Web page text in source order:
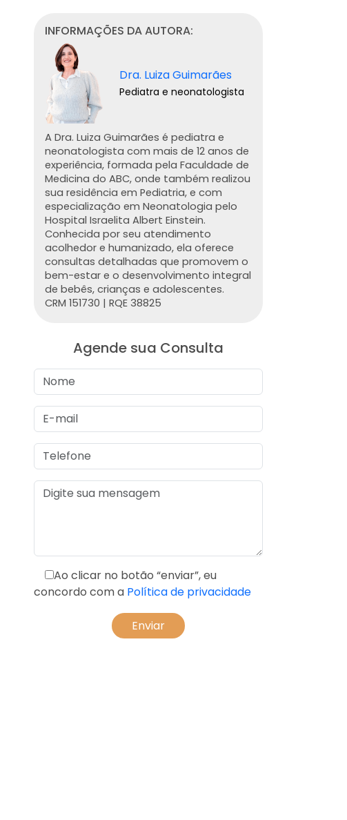
INFORMAÇÕES DA AUTORA:
Dra. Luiza Guimarães
Pediatra e neonatologista
A Dra. Luiza Guimarães é pediatra e
neonatologista com mais de 12 anos de
experiência, formada pela Faculdade de
Medicina do ABC, onde também realizou
sua residência em Pediatria, e com
especialização em Neonatologia pelo
Hospital Israelita Albert Einstein.
Conhecida por seu atendimento
acolhedor e humanizado, ela oferece
consultas detalhadas que promovem o
bem-estar e o desenvolvimento integral
de bebês, crianças e adolescentes.
CRM 151730 | RQE 38825
Agende sua Consulta
Ao clicar no botão “enviar”, eu
concordo com a Política de privacidade